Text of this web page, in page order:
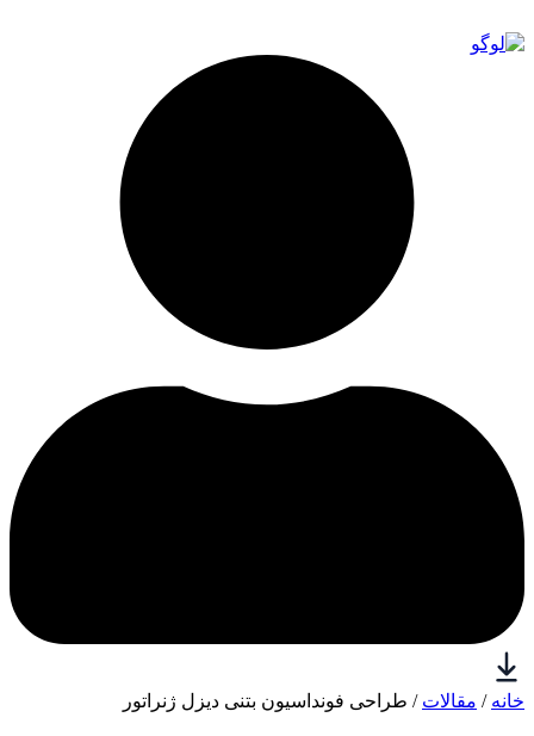
خانه / مقالات / طراحی فونداسیون بتنی دیزل ژنراتور